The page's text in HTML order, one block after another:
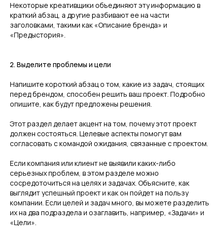
Некоторые креативщики объединяют эту информацию в
краткий абзац, а другие разбивают ее на части
заголовками, такими как «Описание бренда» и
«Предыстория».
2. Выделите проблемы и цели
Напишите короткий абзац о том, какие из задач, стоящих
перед брендом, способен решить ваш проект. Подробно
опишите, как будут предложены решения.
Этот раздел делает акцент на том, почему этот проект
должен состояться. Целевые аспекты помогут вам
согласовать с командой ожидания, связанные с проектом.
Если компания или клиент не выявили каких-либо
серьезных проблем, в этом разделе можно
сосредоточиться на целях и задачах. Объясните, как
выглядит успешный проект и как он пойдет на пользу
компании. Если целей и задач много, вы можете разделить
их на два подраздела и озаглавить, например, «Задачи» и
«Цели».